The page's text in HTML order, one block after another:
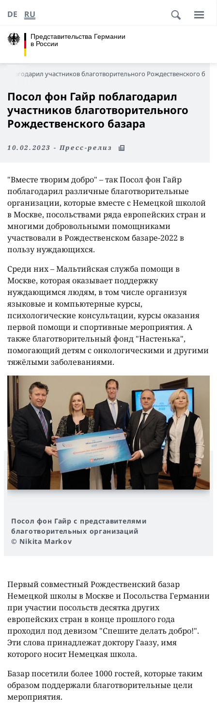
Представительства Германии
в России
DE RU
участников благотворительного Рождественского
Посол фон Гайр поблагодарил
участников благотворительного
Рождественского базара
10.02.2023 - Пресс-релиз
"Вместе творим добро" – так Посол фон Гайр
поблагодарил различные благотворительные
организации, которые вместе с Немецкой школой
в Москве, посольствами ряда европейских стран и
многими добровольными помощниками
участвовали в Рождественском базаре-2022 в
пользу нуждающихся.
Среди них – Мальтийская служба помощи в
Москве, которая оказывает поддержку
нуждающимся людям, в том числе организуя
языковые и компьютерные курсы,
психологические консультации, курсы оказания
первой помощи и спортивные мероприятия. А
также благотворительный фонд "Настенька",
помогающий детям с онкологическими и другими
тяжёлыми заболеваниями.
Посол фон Гайр с представителями
благотворительных организаций
© Nikita Markov
Первый совместный Рождественский базар
Немецкой школы в Москве и Посольства Германии
при участии посольств десятка других
европейских стран в конце прошлого года
проходил под девизом "Спешите делать добро!".
Эти слова принадлежат доктору Гаазу, имя
которого носит Немецкая школа.
Базар посетили более 1000 гостей, которые таким
образом поддержали благотворительные цели
мероприятия.